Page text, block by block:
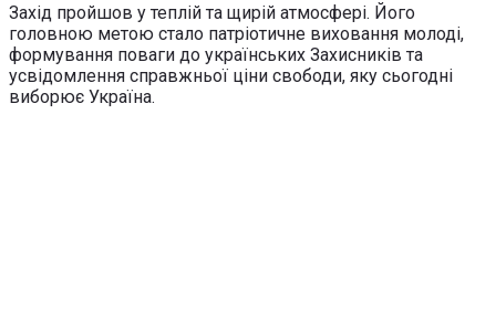
Захід пройшов у теплій та щирій атмосфері. Його
головною метою стало патріотичне виховання молоді,
формування поваги до українських Захисників та
усвідомлення справжньої ціни свободи, яку сьогодні
виборює Україна.